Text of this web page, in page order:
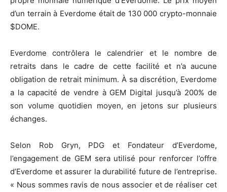
d’un terrain à Everdome était de 130 000 crypto-monnaie
$DOME.
Everdome contrôlera le calendrier et le nombre de
retraits dans le cadre de cette facilité et n’a aucune
obligation de retrait minimum. À sa discrétion, Everdome
a la capacité de vendre à GEM Digital jusqu’à 200% de
son volume quotidien moyen, en jetons sur plusieurs
échanges.
Selon Rob Gryn, PDG et Fondateur d’Everdome,
l’engagement de GEM sera utilisé pour renforcer l’offre
d’Everdome et assurer la durabilité future de l’entreprise.
« Nous sommes ravis de nous associer et de réaliser cet